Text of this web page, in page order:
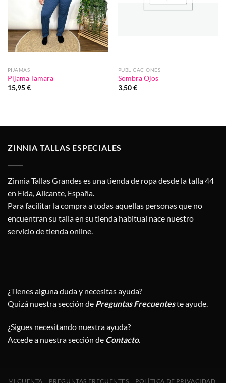
PIJAMAS
Pijama Tamara
15,95€
PUBLICACIONES
Sombra Ojos
3,50€
ZINNIA TALLAS ESPECIALES
Zinnia Tallas Grandes es una tienda de ropa desde la talla 44
en Elda, Alicante, España.
Para facilitar la compra a todas aquellas personas que no
encuentran su talla en su tienda habitual nace nuestro
servicio de tienda online.
¿Tienes alguna duda y necesitas ayuda?
Quizá nuestra sección de Preguntas Frecuenteste ayude.
¿Sigues necesitando nuestra ayuda?
Accede a nuestra sección de Contacto.
MI CUENTA PREGUNTAS FRECUENTES POLÍTICA DE PRIVACIDAD